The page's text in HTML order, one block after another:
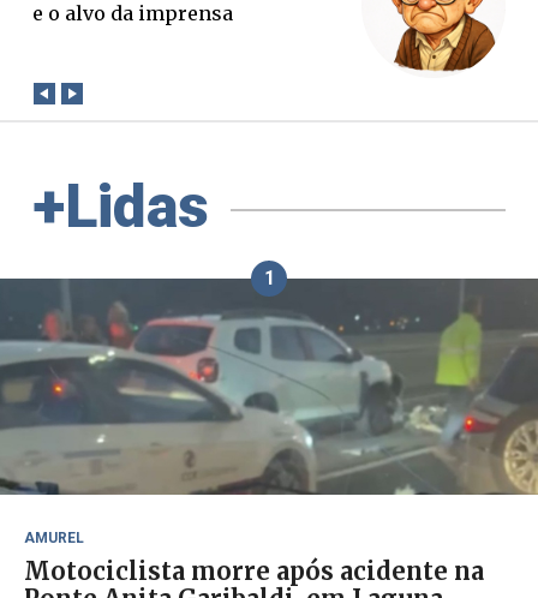
verdade. Mas quem paga a
+Lidas
1
AMUREL
Motociclista morre após acidente na